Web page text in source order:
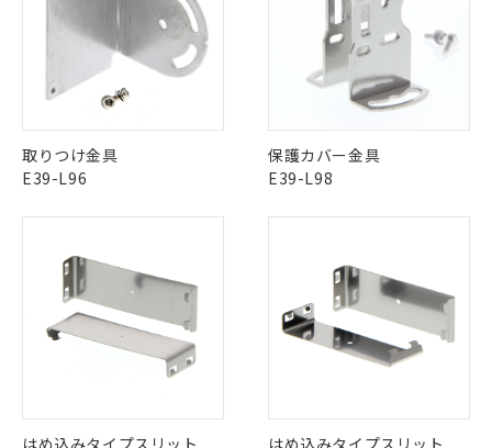
取りつけ金具
E39-L96
保護カバー金具
E39-L98
はめ込みタイプスリット
はめ込みタイプスリット